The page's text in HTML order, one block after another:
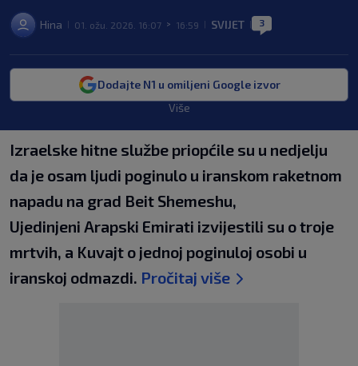
Hina 01. ožu. 2026. 16:07 > 16:59 SVIJET 3
Dodajte N1 u omiljeni Google izvor
Više
Izraelske hitne službe priopćile su u nedjelju
da je osam ljudi poginulo u iranskom raketnom
napadu na grad Beit Shemeshu,
Ujedinjeni Arapski Emirati izvijestili su o troje
mrtvih, a Kuvajt o jednoj poginuloj osobi u
iranskoj odmazdi. Pročitaj više